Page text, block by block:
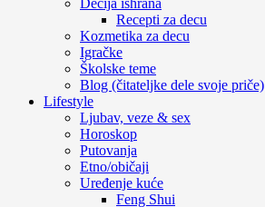
Dečija ishrana
Recepti za decu
Kozmetika za decu
Igračke
Školske teme
Blog (čitateljke dele svoje priče)
Lifestyle
Ljubav, veze & sex
Horoskop
Putovanja
Etno/običaji
Uređenje kuće
Feng Shui